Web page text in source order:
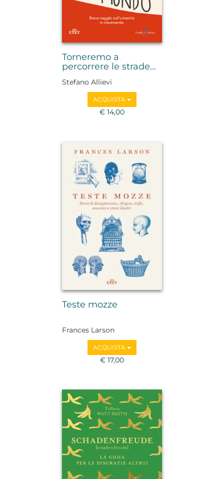
Torneremo a
percorrere le strade...
Stefano Allievi
ACQUISTA
€ 14,00
Teste mozze
Frances Larson
ACQUISTA
€ 17,00